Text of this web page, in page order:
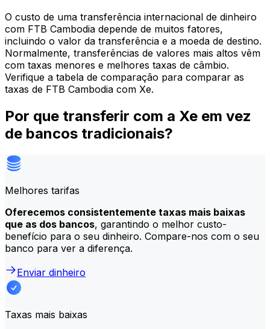
O custo de uma transferência internacional de dinheiro
com FTB Cambodia depende de muitos fatores,
incluindo o valor da transferência e a moeda de destino.
Normalmente, transferências de valores mais altos vêm
com taxas menores e melhores taxas de câmbio.
Verifique a tabela de comparação para comparar as
taxas de FTB Cambodia com Xe.
Por que transferir com a Xe em vez
de bancos tradicionais?
Melhores tarifas
Oferecemos consistentemente taxas mais baixas
que as dos bancos, garantindo o melhor custo-
benefício para o seu dinheiro. Compare-nos com o seu
banco para ver a diferença.
Enviar dinheiro
Taxas mais baixas